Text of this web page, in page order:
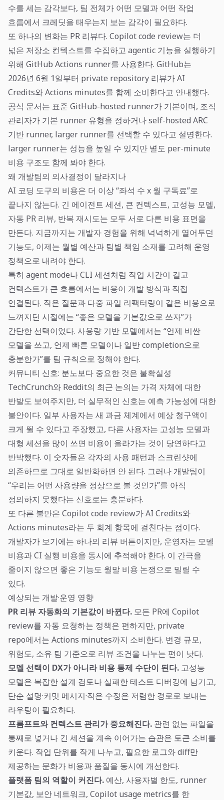
수를 세는 감각보다, 팀 전체가 어떤 모델과 어떤 작업
흐름에서 크레딧을 태우는지 보는 감각이 필요하다.
또 하나의 변화는 PR 리뷰다. Copilot code review는 더
넓은 저장소 컨텍스트를 수집하고 agentic 기능을 실행하기
위해 GitHub Actions runner를 사용한다. GitHub는
2026년 6월 1일부터 private repository 리뷰가 AI
Credits와 Actions minutes를 함께 소비한다고 안내했다.
공식 문서는 표준 GitHub-hosted runner가 기본이며, 조직
관리자가 기본 runner 유형을 정하거나 self-hosted ARC
기반 runner, larger runner를 선택할 수 있다고 설명한다.
larger runner는 성능을 높일 수 있지만 별도 per-minute
비용 구조도 함께 봐야 한다.
왜 개발팀의 의사결정이 달라지나
AI 코딩 도구의 비용은 더 이상 “좌석 수 x 월 구독료”로
끝나지 않는다. 긴 에이전트 세션, 큰 컨텍스트, 고성능 모델,
자동 PR 리뷰, 반복 재시도는 모두 서로 다른 비용 표면을
만든다. 지금까지는 개발자 경험을 위해 넉넉하게 열어두던
기능도, 이제는 월별 예산과 팀별 책임 소재를 고려해 운영
정책으로 내려야 한다.
특히 agent mode나 CLI 세션처럼 작업 시간이 길고
컨텍스트가 큰 흐름에서는 비용이 개발 방식과 직접
연결된다. 작은 질문과 다중 파일 리팩터링이 같은 비용으로
느껴지던 시절에는 “좋은 모델을 기본값으로 쓰자”가
간단한 선택이었다. 사용량 기반 모델에서는 “언제 비싼
모델을 쓰고, 언제 빠른 모델이나 일반 completion으로
충분한가”를 팀 규칙으로 정해야 한다.
커뮤니티 신호: 분노보다 중요한 것은 불확실성
TechCrunch와 Reddit의 최근 논의는 가격 자체에 대한
반발도 보여주지만, 더 실무적인 신호는 예측 가능성에 대한
불안이다. 일부 사용자는 새 과금 체계에서 예상 청구액이
크게 뛸 수 있다고 주장했고, 다른 사용자는 고성능 모델과
대형 세션을 많이 쓰면 비용이 올라가는 것이 당연하다고
반박했다. 이 숫자들은 각자의 사용 패턴과 스크린샷에
의존하므로 그대로 일반화하면 안 된다. 그러나 개발팀이
“우리는 어떤 사용량을 정상으로 볼 것인가”를 아직
정의하지 못했다는 신호로는 충분하다.
또 다른 불만은 Copilot code review가 AI Credits와
Actions minutes라는 두 회계 항목에 걸친다는 점이다.
개발자가 보기에는 하나의 리뷰 버튼이지만, 운영자는 모델
비용과 CI 실행 비용을 동시에 추적해야 한다. 이 간극을
줄이지 않으면 좋은 기능도 월말 비용 논쟁으로 밀릴 수
있다.
예상되는 개발·운영 영향
PR 리뷰 자동화의 기본값이 바뀐다. 모든 PR에 Copilot
review를 자동 요청하는 정책은 편하지만, private
repo에서는 Actions minutes까지 소비한다. 변경 규모,
위험도, 소유 팀 기준으로 리뷰 조건을 나누는 편이 낫다.
모델 선택이 DX가 아니라 비용 통제 수단이 된다. 고성능
모델은 복잡한 설계 검토나 실패한 테스트 디버깅에 남기고,
단순 설명·커밋 메시지·작은 수정은 저렴한 경로로 보내는
라우팅이 필요하다.
프롬프트와 컨텍스트 관리가 중요해진다. 관련 없는 파일을
통째로 넣거나 긴 세션을 계속 이어가는 습관은 토큰 소비를
키운다. 작업 단위를 작게 나누고, 필요한 로그와 diff만
제공하는 문화가 비용과 품질을 동시에 개선한다.
플랫폼 팀의 역할이 커진다. 예산, 사용자별 한도, runner
기본값, 보안 네트워크, Copilot usage metrics를 한